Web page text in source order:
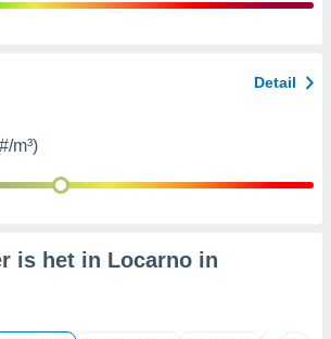
Detail
m³)
is het in Locarno in